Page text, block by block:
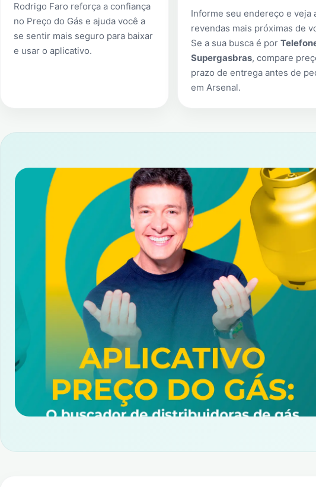
Rodrigo Faro reforça a confiança
no Preço do Gás e ajuda você a
se sentir mais seguro para baixar
e usar o aplicativo.
Informe seu endereço e veja
revendas mais próximas de
Se a sua busca é por
Supergasbras, compare
prazo de entrega antes de
em Arsenal.